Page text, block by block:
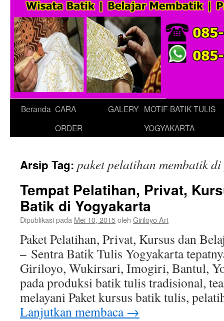
Beranda CARA
ORDER
GALERY MOTIF BATIK TULIS
YOGYAKARTA
Arsip Tag: paket pelatihan membatik
Tempat Pelatihan, Privat,
Batik di Yogyakarta
Dipublikasi pada Mei 10, 2015oleh Giriloyo Art
Paket Pelatihan, Privat, Kursus dan
– Sentra Batik Tulis Yogyakarta
Giriloyo, Wukirsari, Imogiri, Bantul,
pada produksi batik tulis tradisional,
melayani Paket kursus batik tulis,
Lanjutkan membaca →